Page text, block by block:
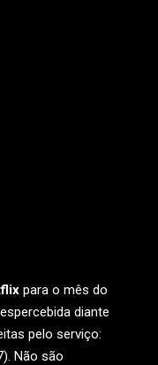
para o mês do
diante
pelo serviço:
Não são